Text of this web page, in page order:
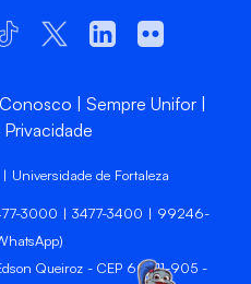
Sempre Unifor
Universidade de Fortaleza
3000 | 3477-3400 | 99246-
Queiroz - CEP 60811-905 -